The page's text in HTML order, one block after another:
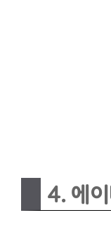
4. 에